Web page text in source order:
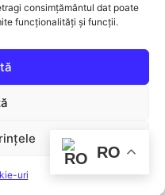
consimțământul dat poate
funcționalități și funcții.
uri
, Propulsat cu mândrie
RO